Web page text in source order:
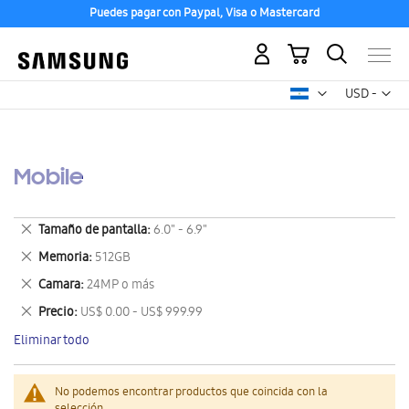
Puedes pagar con Paypal, Visa o Mastercard
USD -
dólar
Mi carrito
Mobile
No podemos encontrar productos que coincida con la
Tamaño de pantalla 6.0" - 6.9"
Eliminar
este
artículo
Memoria 512GB
Eliminar
este
artículo
Camara 24MP o más
Eliminar
este
artículo
Precio US$ 0.00 - US$ 999.99
Eliminar
este
artículo
Eliminar todo